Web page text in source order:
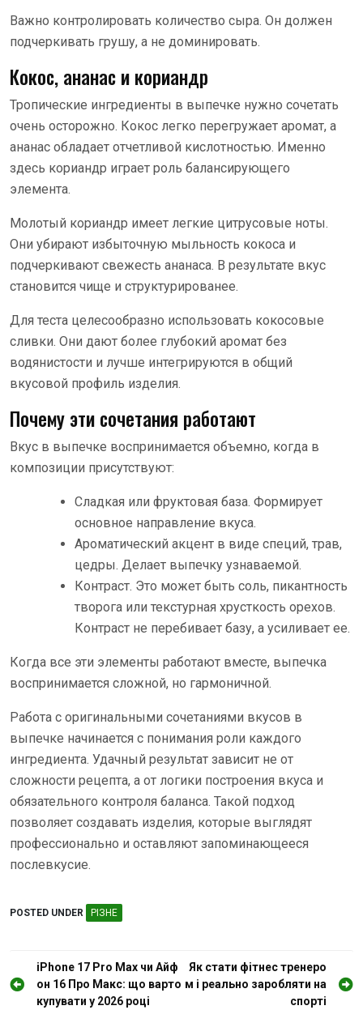
Важно контролировать количество сыра. Он должен
подчеркивать грушу, а не доминировать.
Кокос, ананас и кориандр
Тропические ингредиенты в выпечке нужно сочетать
очень осторожно. Кокос легко перегружает аромат, а
ананас обладает отчетливой кислотностью. Именно
здесь кориандр играет роль балансирующего
элемента.
Молотый кориандр имеет легкие цитрусовые ноты.
Они убирают избыточную мыльность кокоса и
подчеркивают свежесть ананаса. В результате вкус
становится чище и структурированее.
Для теста целесообразно использовать кокосовые
сливки. Они дают более глубокий аромат без
водянистости и лучше интегрируются в общий
вкусовой профиль изделия.
Почему эти сочетания работают
Вкус в выпечке воспринимается объемно, когда в
композиции присутствуют:
Сладкая или фруктовая база. Формирует
основное направление вкуса.
Ароматический акцент в виде специй, трав,
цедры. Делает выпечку узнаваемой.
Контраст. Это может быть соль, пикантность
творога или текстурная хрусткость орехов.
Контраст не перебивает базу, а усиливает ее.
Когда все эти элементы работают вместе, выпечка
воспринимается сложной, но гармоничной.
Работа с оригинальными сочетаниями вкусов в
выпечке начинается с понимания роли каждого
ингредиента. Удачный результат зависит не от
сложности рецепта, а от логики построения вкуса и
обязательного контроля баланса. Такой подход
позволяет создавать изделия, которые выглядят
профессионально и оставляют запоминающееся
послевкусие.
POSTED UNDER РІЗНЕ
Н
а
iPhone 17 Pro Max чи Айф
он 16 Про Макс: що варто
купувати у 2026 році
Як стати фітнес тренеро
м і реально заробляти на
спорті